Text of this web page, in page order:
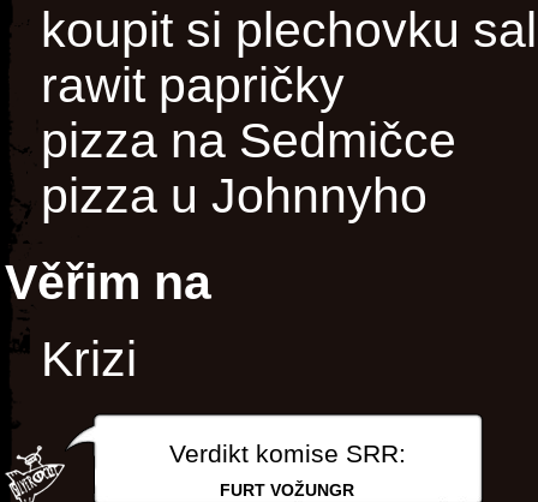
koupit si plechovku
rawit papričky
pizza na Sedmičce
pizza u Johnnyho
Věřim na
Krizi
Verdikt komise SRR:
FURT VOŽUNGR